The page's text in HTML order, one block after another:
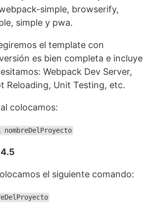
simple, browserify,
simple y pwa.
el template con
es bien completa e incluye
Webpack Dev Server,
Reloading, Unit Testing, etc.
colocamos:
el siguiente comando: